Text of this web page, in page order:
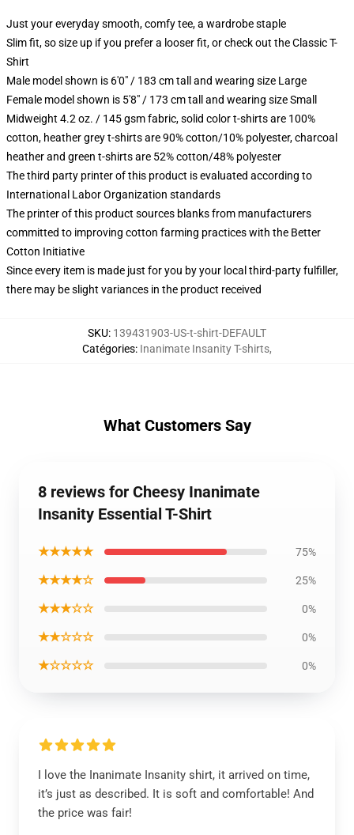
Just your everyday smooth, comfy tee, a wardrobe staple
Slim fit, so size up if you prefer a looser fit, or check out the Classic T-
Shirt
Male model shown is 6'0" / 183 cm tall and wearing size Large
Female model shown is 5'8" / 173 cm tall and wearing size Small
Midweight 4.2 oz. / 145 gsm fabric, solid color t-shirts are 100%
cotton, heather grey t-shirts are 90% cotton/10% polyester, charcoal
heather and green t-shirts are 52% cotton/48% polyester
The third party printer of this product is evaluated according to
International Labor Organization standards
The printer of this product sources blanks from manufacturers
committed to improving cotton farming practices with the Better
Cotton Initiative
Since every item is made just for you by your local third-party fulfiller,
there may be slight variances in the product received
SKU: 139431903-US-t-shirt-DEFAULT
Catégories: Inanimate Insanity T-shirts,
What Customers Say
8 reviews for Cheesy Inanimate
Insanity Essential T-Shirt
★★★★★ 75%
★★★★☆ 25%
★★★☆☆ 0%
★★☆☆☆ 0%
★☆☆☆☆ 0%
I love the Inanimate Insanity shirt, it arrived on time,
it’s just as described. It is soft and comfortable! And
the price was fair!